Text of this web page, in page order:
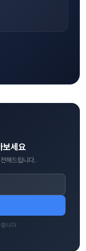
보세요
해드립니다.
니다.